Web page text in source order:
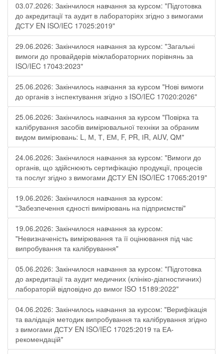
03.07.2026: Закінчилося навчання за курсом: "Підготовка
до акредитації та аудит в лабораторіях згідно з вимогами
ДСТУ EN ISO/IEC 17025:2019"
29.06.2026: Закінчилося навчання за курсом: "Загальні
вимоги до провайдерів міжлабораторних порівнянь за
ISO/IEC 17043:2023"
25.06.2026: Закінчилось навчання за курсом "Нові вимоги
до органів з інспектування згідно з ISO/IEC 17020:2026"
25.06.2026: Закінчилось навчання за курсом "Повірка та
калібрування засобів вимірювальної техніки за обраним
видом вимірювань: L, М, Т, ЕМ, F, РR, ІR, АUV, QМ"
24.06.2026: Закінчилося навчання за курсом: "Вимоги до
органів, що здійснюють сертифікацію продукції, процесів
та послуг згідно з вимогами ДСТУ EN ISO/IEC 17065:2019"
19.06.2026: Закінчилося навчання за курсом:
"Забезпечення єдності вимірювань на підприємстві"
19.06.2026: Закінчилося навчання за курсом:
"Невизначеність вимірювання та її оцінювання під час
випробування та калібрування"
05.06.2026: Закінчилося навчання за курсом: "Підготовка
до акредитації та аудит медичних (клініко-діагностичних)
лабораторій відповідно до вимог ISO 15189:2022"
04.06.2026: Закінчилось навчання за курсом: "Верифікація
та валідація методик випробування та калібрування згідно
з вимогами ДСТУ EN ISO/IEC 17025:2019 та ЕА-
рекомендацій"